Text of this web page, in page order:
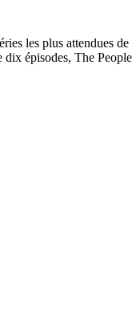
les plus attendues de
dix épisodes, The People